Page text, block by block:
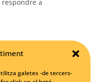
galetes -de tercers-
respondre a
gran oportunitat!